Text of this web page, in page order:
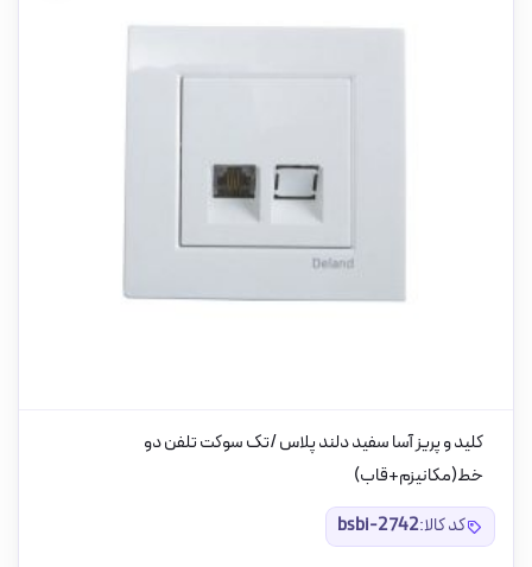
کلید و پریز آسا سفید دلند پلاس /تک سوکت تلفن دو
خط(مکانیزم+قاب)
کد کالا:bsbi-2742